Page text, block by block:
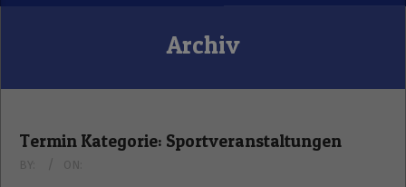
Archiv
Termin Kategorie: Sportveranstaltungen
BY: ON: